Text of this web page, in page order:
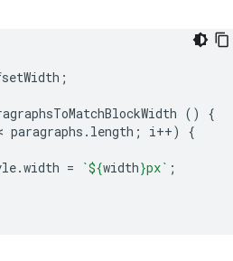
;
()
{
paragraphs . length ; i++)
{
.width = `${width}px` ;